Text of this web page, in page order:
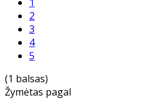
2
3
4
5
(1 balsas)
Žymėtas pagal